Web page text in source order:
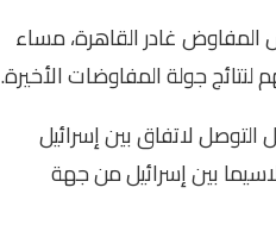
غادر القاهرة، مساء
جولة المفاوضات الأخيرة.
لاتفاق بين إسرائيل
بين إسرائيل من جهة